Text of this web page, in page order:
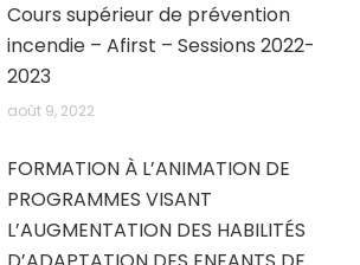
Cours supérieur de prévention
incendie – Afirst – Sessions 2022-
2023
août 9, 2022
FORMATION À L’ANIMATION DE
PROGRAMMES VISANT
L’AUGMENTATION DES HABILITÉS